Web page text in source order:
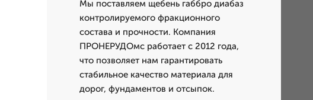
Мы поставляем щебень габбро диабаз
контролируемого фракционного
состава и прочности. Компания
ПРОНЕРУДОмс работает с 2012 года,
что позволяет нам гарантировать
стабильное качество материала для
дорог, фундаментов и отсыпок.